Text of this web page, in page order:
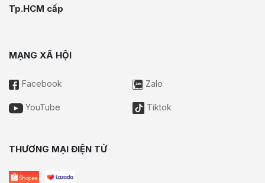
Tp.HCM cấp
MẠNG XÃ HỘI
Facebook Zalo
YouTube Tiktok
THƯƠNG MẠI ĐIỆN TỬ